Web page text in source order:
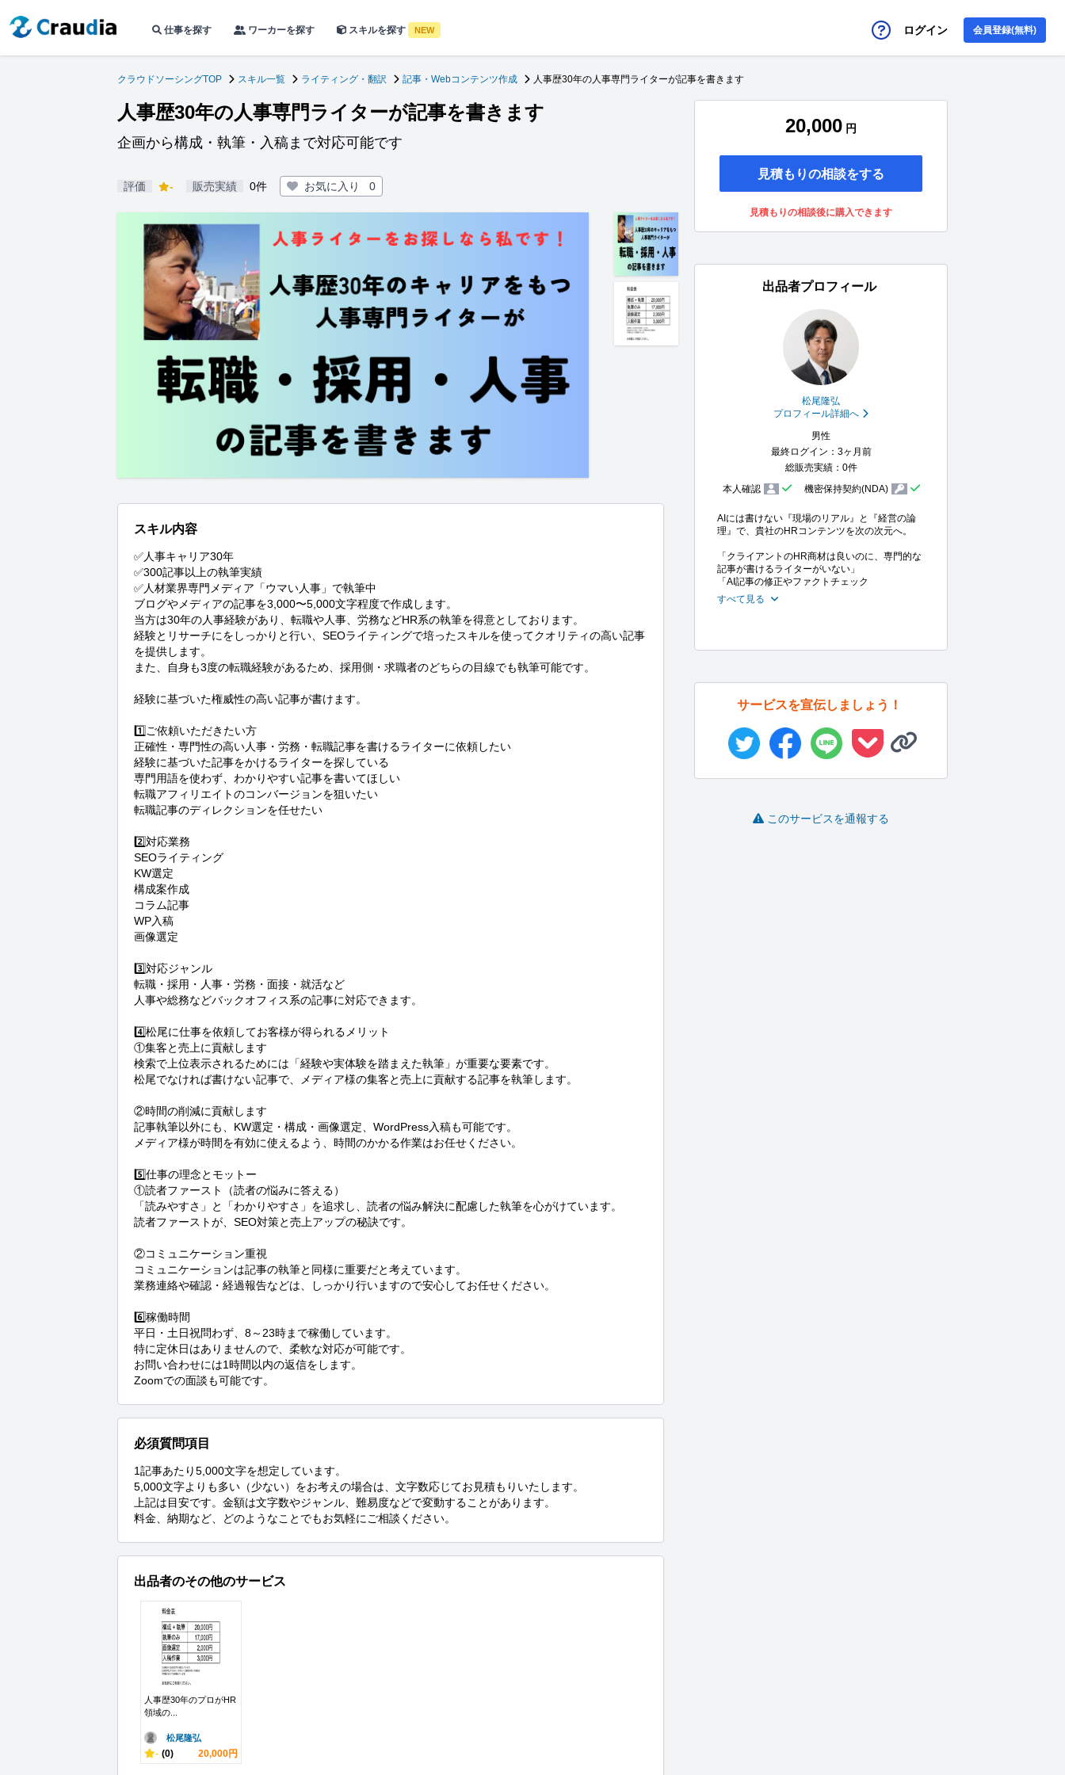
仕事を探す ワーカーを探す スキルを探す NEW ログイン 会員登録(無料)
クラウドソーシングTOP スキル一覧 ライティング・翻訳 記事・Webコンテンツ作成 人事歴30年の人事専門ライターが記事を書きます
人事歴30年の人事専門ライターが記事を書きます
企画から構成・執筆・入稿まで対応可能です
評価 - 販売実績 0件 お気に入り 0
スキル内容
✅人事キャリア30年
✅300記事以上の執筆実績
✅人材業界専門メディア「ウマい人事」で執筆中
ブログやメディアの記事を3,000〜5,000文字程度で作成します。
当方は30年の人事経験があり、転職や人事、労務などHR系の執筆を得意としております。
経験とリサーチにをしっかりと行い、SEOライティングで培ったスキルを使ってクオリティの高い記事
を提供します。
また、自身も3度の転職経験があるため、採用側・求職者のどちらの目線でも執筆可能です。
経験に基づいた権威性の高い記事が書けます。
1️⃣ご依頼いただきたい方
正確性・専門性の高い人事・労務・転職記事を書けるライターに依頼したい
経験に基づいた記事をかけるライターを探している
専門用語を使わず、わかりやすい記事を書いてほしい
転職アフィリエイトのコンバージョンを狙いたい
転職記事のディレクションを任せたい
2️⃣対応業務
SEOライティング
KW選定
構成案作成
コラム記事
WP入稿
画像選定
3️⃣対応ジャンル
転職・採用・人事・労務・面接・就活など
人事や総務などバックオフィス系の記事に対応できます。
4️⃣松尾に仕事を依頼してお客様が得られるメリット
①集客と売上に貢献します
検索で上位表示されるためには「経験や実体験を踏まえた執筆」が重要な要素です。
松尾でなければ書けない記事で、メディア様の集客と売上に貢献する記事を執筆します。
②時間の削減に貢献します
記事執筆以外にも、KW選定・構成・画像選定、WordPress入稿も可能です。
メディア様が時間を有効に使えるよう、時間のかかる作業はお任せください。
5️⃣仕事の理念とモットー
①読者ファースト（読者の悩みに答える）
「読みやすさ」と「わかりやすさ」を追求し、読者の悩み解決に配慮した執筆を心がけています。
読者ファーストが、SEO対策と売上アップの秘訣です。
②コミュニケーション重視
コミュニケーションは記事の執筆と同様に重要だと考えています。
業務連絡や確認・経過報告などは、しっかり行いますので安心してお任せください。
6️⃣稼働時間
平日・土日祝問わず、8～23時まで稼働しています。
特に定休日はありませんので、柔軟な対応が可能です。
お問い合わせには1時間以内の返信をします。
Zoomでの面談も可能です。
必須質問項目
1記事あたり5,000文字を想定しています。
5,000文字よりも多い（少ない）をお考えの場合は、文字数応じてお見積もりいたします。
上記は目安です。金額は文字数やジャンル、難易度などで変動することがあります。
料金、納期など、どのようなことでもお気軽にご相談ください。
出品者のその他のサービス
人事歴30年のプロがHR
領域の...
松尾隆弘
- (0) 20,000円
20,000 円
見積もりの相談をする
見積もりの相談後に購入できます
出品者プロフィール
松尾隆弘
プロフィール詳細へ
男性
最終ログイン：3ヶ月前
総販売実績：0件
本人確認
機密保持契約(NDA)
AIには書けない『現場のリアル』と『経営の論
理』で、貴社のHRコンテンツを次の次元へ。
「クライアントのHR商材は良いのに、専門的な
記事が書けるライターがいない」
「AI記事の修正やファクトチェック
すべて見る
サービスを宣伝しましょう！
このサービスを通報する